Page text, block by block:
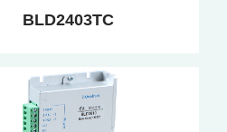
BLD2403TC